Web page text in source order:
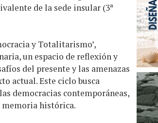
de la sede insular (3ª
y Totalitarismo’,
un espacio de reflexión y
del presente y las amenazas
actual. Este ciclo busca
democracias contemporáneas,
memoria histórica.